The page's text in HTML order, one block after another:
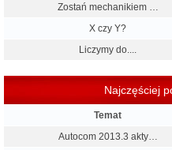
Zostań mechanikiem …
X czy Y?
Liczymy do....
Najczęściej
Temat
Autocom 2013.3 akty…